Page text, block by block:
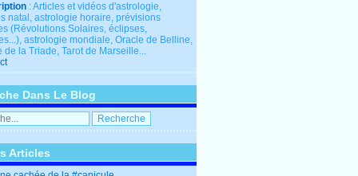
: Articles et vidéos d'astrologie,
natal, astrologie horaire, prévisions
(Révolutions Solaires, éclipses,
astrologie mondiale, Oracle de Belline,
de la Triade, Tarot de Marseille...
Dans Le Blog
Articles